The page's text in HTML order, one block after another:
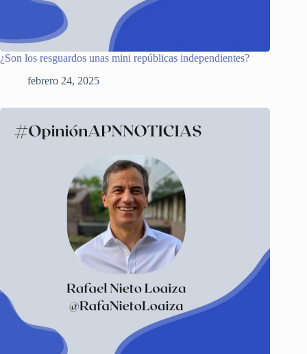
¿Son los resguardos unas mini repúblicas independientes?
febrero 24, 2025